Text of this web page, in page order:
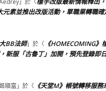
」於〈
元素並推出改版活動，單職業轉職確
BB法師」於〈 《HOMECOMING》
新服「古魯丁」加開，預先登錄即
順富 」於〈 《天堂M》帳號轉移服